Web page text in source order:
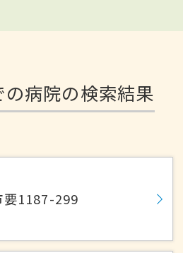
病院の検索結果
要1187-299